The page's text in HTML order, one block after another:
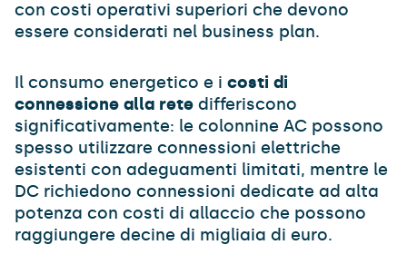
con costi operativi superiori che devono
essere considerati nel business plan.
Il consumo energetico e i costi di
connessione alla rete differiscono
significativamente: le colonnine AC possono
spesso utilizzare connessioni elettriche
esistenti con adeguamenti limitati, mentre le
DC richiedono connessioni dedicate ad alta
potenza con costi di allaccio che possono
raggiungere decine di migliaia di euro.